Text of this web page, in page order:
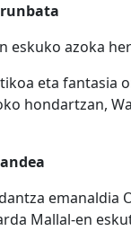
eskuko azoka
eta fantasia
hondartzan,
emanaldia
Mallal-en